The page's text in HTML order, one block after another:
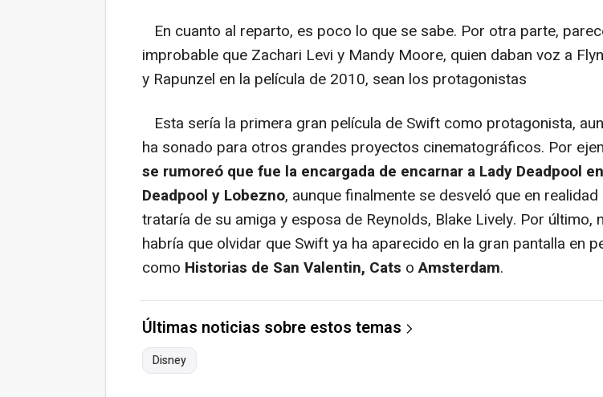
En cuanto al reparto, es poco lo que se sabe. Por otra parte,
improbable que Zachari Levi y Mandy Moore, quien daban voz a
y Rapunzel en la película de 2010, sean los protagonistas
Esta sería la primera gran película de Swift como protagonista,
ha sonado para otros grandes proyectos cinematográficos. Por
se rumoreó que fue la encargada de encarnar a Lady Deadpool en
Deadpool y Lobezno, aunque finalmente se desveló que en realidad
trataría de su amiga y esposa de Reynolds, Blake Lively. Por último,
habría que olvidar que Swift ya ha aparecido en la gran pantalla en
como Historias de San Valentin, Cats oAmsterdam.
Últimas noticias sobre estos temas
Disney